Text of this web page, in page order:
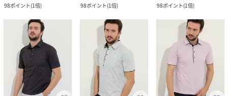
98ポイント(1倍)
98ポイント(1倍)
98ポイント(1倍)